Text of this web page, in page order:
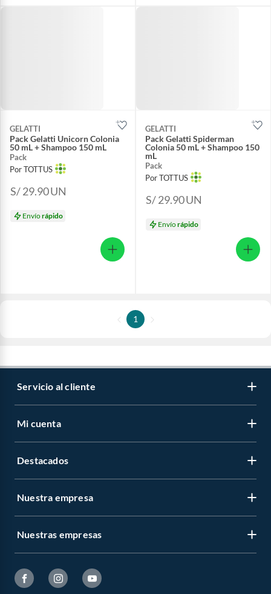
GELATTI
Pack Gelatti Unicorn Colonia
50 mL + Shampoo 150 mL
Pack
Por TOTTUS
S/ 29.90UN
Envíorápido
GELATTI
Pack Gelatti Spiderman
Colonia 50 mL + Shampoo 150
mL
Pack
Por TOTTUS
S/ 29.90UN
Envíorápido
1
Servicio al cliente
Mi cuenta
Destacados
Nuestra empresa
Nuestras empresas